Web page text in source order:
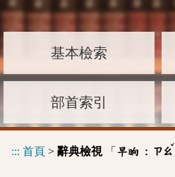
基本檢索
部首索引
::: 首頁 > 辭典檢視「 早晌 : ㄗㄠ
ˇ